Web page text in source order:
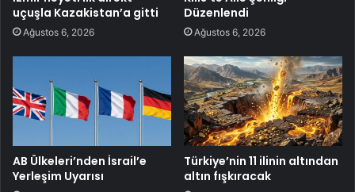
uçuşla Kazakistan’a gitti
Ağustos 6, 2026
Düzenlendi
Ağustos 6, 2026
AB Ülkeleri’nden İsrail’e
Yerleşim Uyarısı
Türkiye’nin 11 ilinin altından
altın fışkıracak